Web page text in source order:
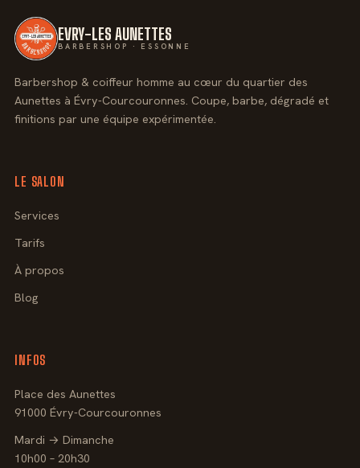
EVRY-LES AUNETTES
BARBERSHOP · ESSONNE
Barbershop & coiffeur homme au cœur du quartier des
Aunettes à Évry-Courcouronnes. Coupe, barbe, dégradé et
finitions par une équipe expérimentée.
LE SALON
Services
Tarifs
À propos
Blog
INFOS
Place des Aunettes
91000 Évry-Courcouronnes
Mardi → Dimanche
10h00 – 20h30